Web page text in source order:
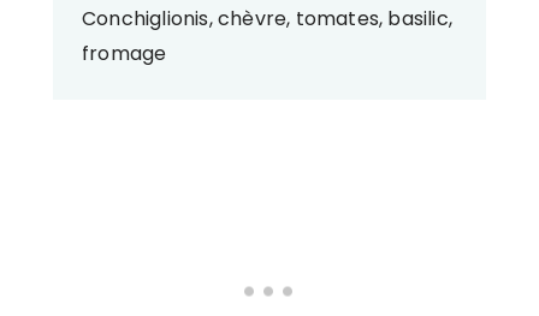
Conchiglionis, chèvre, tomates, basilic,
fromage